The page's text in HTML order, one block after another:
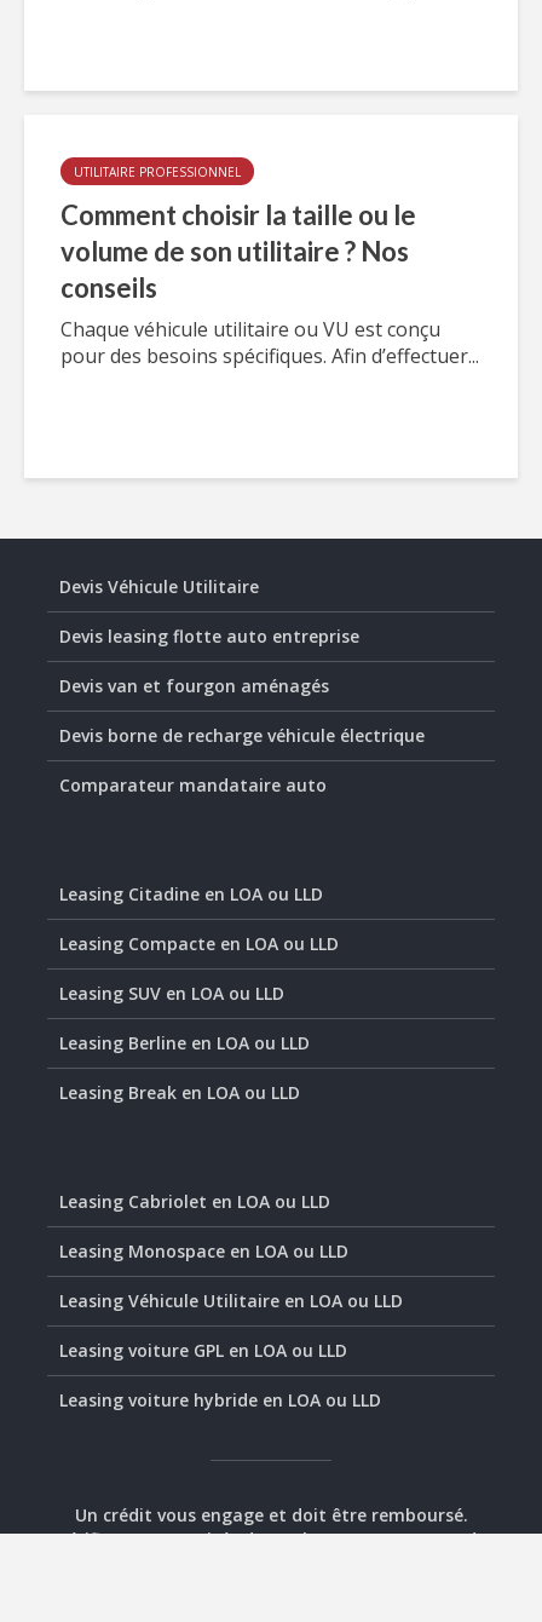
UTILITAIRE PROFESSIONNEL
Comment choisir la taille ou le
volume de son utilitaire ? Nos
conseils
Chaque véhicule utilitaire ou VU est conçu
pour des besoins spécifiques. Afin d’effectuer...
Devis Véhicule Utilitaire
Devis leasing flotte auto entreprise
Devis van et fourgon aménagés
Devis borne de recharge véhicule électrique
Comparateur mandataire auto
Leasing Citadine en LOA ou LLD
Leasing Compacte en LOA ou LLD
Leasing SUV en LOA ou LLD
Leasing Berline en LOA ou LLD
Leasing Break en LOA ou LLD
Leasing Cabriolet en LOA ou LLD
Leasing Monospace en LOA ou LLD
Leasing Véhicule Utilitaire en LOA ou LLD
Leasing voiture GPL en LOA ou LLD
Leasing voiture hybride en LOA ou LLD
Un crédit vous engage et doit être remboursé.
Vérifiez vos capacités de remboursement avant de